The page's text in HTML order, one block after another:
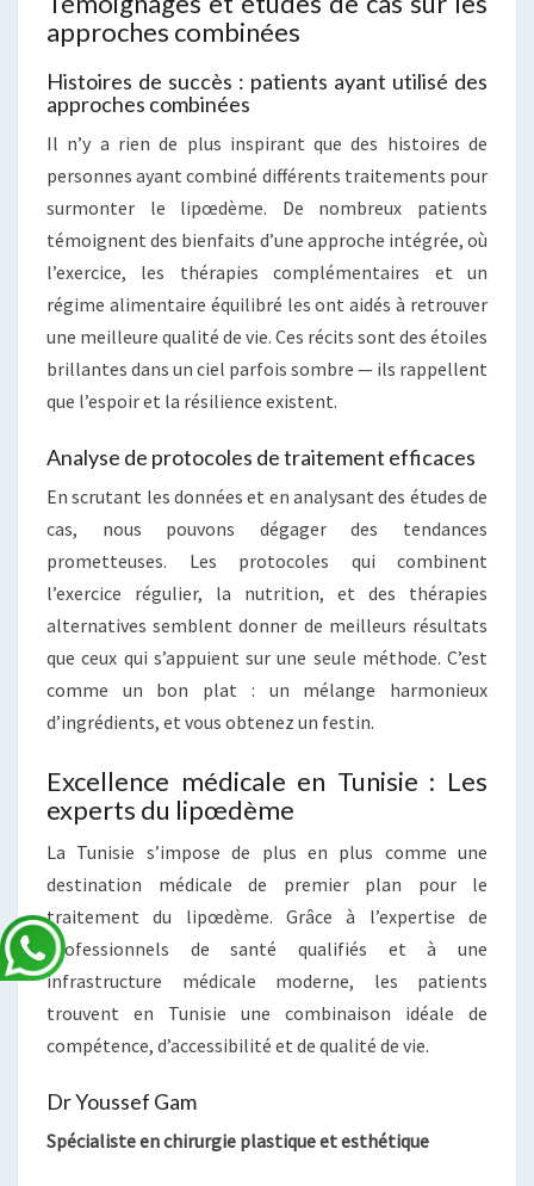
approches combinées
Histoires de succès : patients ayant utilisé des
approches combinées
Il n’y a rien de plus inspirant que des histoires de
personnes ayant combiné différents traitements pour
surmonter le lipœdème. De nombreux patients
témoignent des bienfaits d’une approche intégrée, où
l’exercice, les thérapies complémentaires et un
régime alimentaire équilibré les ont aidés à retrouver
une meilleure qualité de vie. Ces récits sont des étoiles
brillantes dans un ciel parfois sombre — ils rappellent
que l’espoir et la résilience existent.
Analyse de protocoles de traitement efficaces
En scrutant les données et en analysant des études de
cas, nous pouvons dégager des tendances
prometteuses. Les protocoles qui combinent
l’exercice régulier, la nutrition, et des thérapies
alternatives semblent donner de meilleurs résultats
que ceux qui s’appuient sur une seule méthode. C’est
comme un bon plat : un mélange harmonieux
d’ingrédients, et vous obtenez un festin.
Excellence médicale en Tunisie : Les
experts du lipœdème
La Tunisie s’impose de plus en plus comme une
destination médicale de premier plan pour le
traitement du lipœdème. Grâce à l’expertise de
professionnels de santé qualifiés et à une
infrastructure médicale moderne, les patients
trouvent en Tunisie une combinaison idéale de
compétence, d’accessibilité et de qualité de vie.
Dr Youssef Gam
Spécialiste en chirurgie plastique et esthétique